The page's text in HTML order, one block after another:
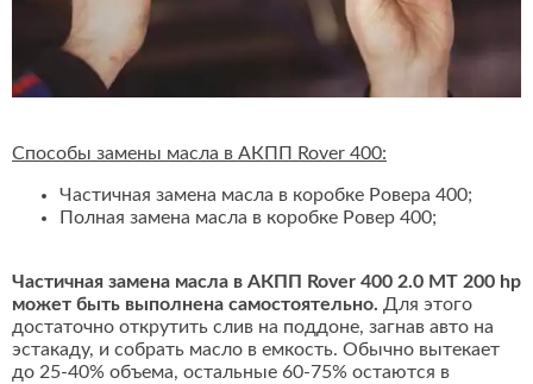
Способы замены масла в АКПП Rover 400:
Частичная замена масла в коробке Ровера 400;
Полная замена масла в коробке Ровер 400;
Частичная замена масла в АКПП Rover 400 2.0 MT 200 hp
может быть выполнена самостоятельно. Для этого
достаточно открутить слив на поддоне, загнав авто на
эстакаду, и собрать масло в емкость. Обычно вытекает
до 25-40% объема, остальные 60-75% остаются в